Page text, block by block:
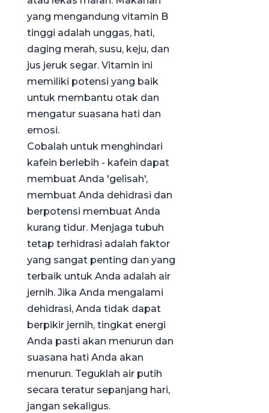
yang mengandung vitamin B
tinggi adalah unggas, hati,
daging merah, susu, keju, dan
jus jeruk segar. Vitamin ini
memiliki potensi yang baik
untuk membantu otak dan
mengatur suasana hati dan
emosi.
Cobalah untuk menghindari
kafein berlebih - kafein dapat
membuat Anda 'gelisah',
membuat Anda dehidrasi dan
berpotensi membuat Anda
kurang tidur. Menjaga tubuh
tetap terhidrasi adalah faktor
yang sangat penting dan yang
terbaik untuk Anda adalah air
jernih. Jika Anda mengalami
dehidrasi, Anda tidak dapat
berpikir jernih, tingkat energi
Anda pasti akan menurun dan
suasana hati Anda akan
menurun. Teguklah air putih
secara teratur sepanjang hari,
jangan sekaligus.